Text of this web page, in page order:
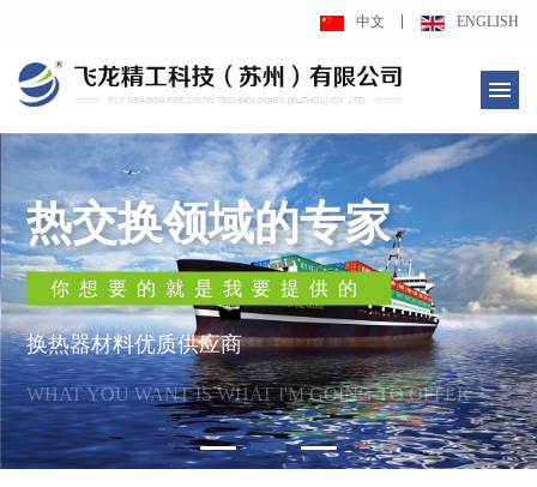
中文 ENGLISH
热交换领域的专家
你想要的就是我要提供的
换热器材料优质供应商
WHAT YOU WANT IS WHAT I'M GOING TO OFFER